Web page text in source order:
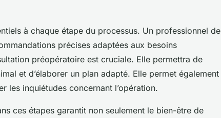
à chaque étape du processus. Un professionnel de
précises adaptées aux besoins
préopératoire est cruciale. Elle permettra de
et d’élaborer un plan adapté. Elle permet également
les inquiétudes concernant l’opération.
ces étapes garantit non seulement le bien-être de